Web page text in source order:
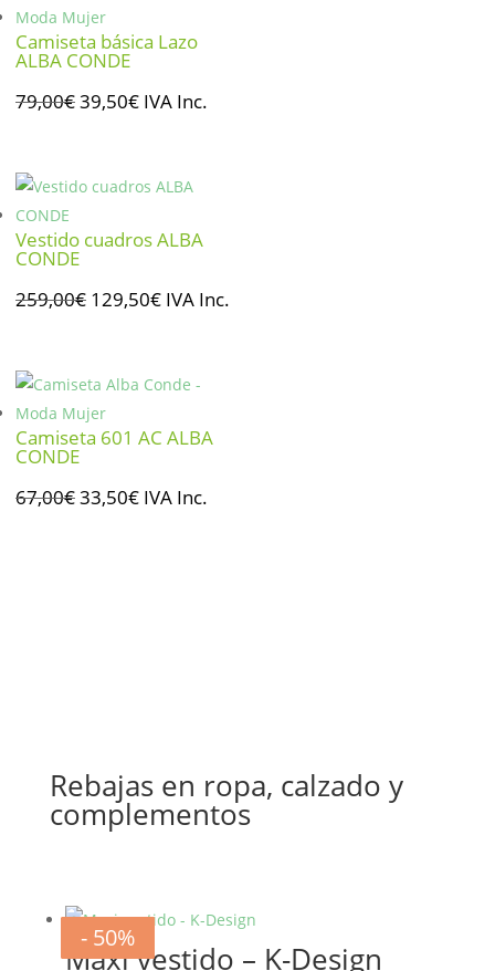
277,00€.
Camiseta básica Lazo
ALBA CONDE
79,00€El
era:
39,50€El
es:
IVA Inc.
Vestido cuadros ALBA
CONDE
259,00€ El
era:
259,00€.
129,50€El
es:
IVA Inc.
Camiseta 601 AC ALBA
CONDE
67,00€El
33,50€ElIVA Inc.
Rebajas en ropa, calzado y
complementos
- 20%
Maxi vestido – K-Design
- 20%
- 20%
- 20%
- 20%
- 20%
- 50%
- 50%